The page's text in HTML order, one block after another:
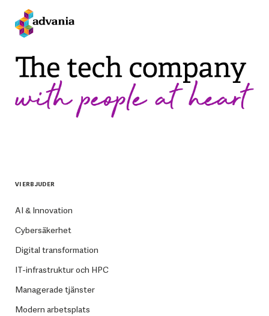
VI ERBJUDER
AI & Innovation
Cybersäkerhet
Digital transformation
IT-infrastruktur och HPC
Managerade tjänster
Modern arbetsplats